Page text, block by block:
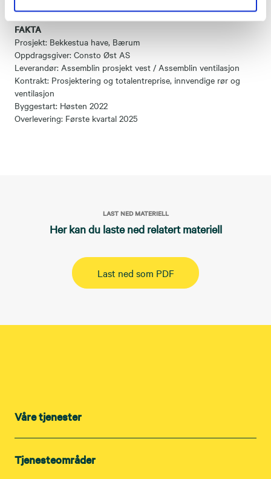
FAKTA
Prosjekt: Bekkestua have, Bærum
Oppdragsgiver: Consto Øst AS
Leverandør: Assemblin prosjekt vest / Assemblin ventilasjon
Kontrakt: Prosjektering og totalentreprise, innvendige rør og
ventilasjon
Byggestart: Høsten 2022
Overlevering: Første kvartal 2025
LAST NED MATERIELL
Her kan du laste ned relatert materiell
Last ned som PDF
Våre tjenester
Tjenesteområder